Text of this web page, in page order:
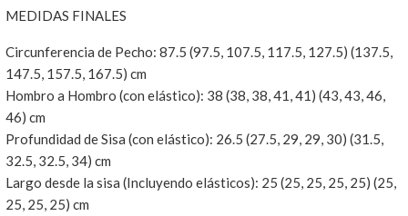
MEDIDAS FINALES
Circunferencia de Pecho: 87.5 (97.5, 107.5, 117.5, 127.5) (137.5,
147.5, 157.5, 167.5) cm
Hombro a Hombro (con elástico): 38 (38, 38, 41, 41) (43, 43, 46,
46) cm
Profundidad de Sisa (con elástico): 26.5 (27.5, 29, 29, 30) (31.5,
32.5, 32.5, 34) cm
Largo desde la sisa (Incluyendo elásticos): 25 (25, 25, 25, 25) (25,
25, 25, 25) cm